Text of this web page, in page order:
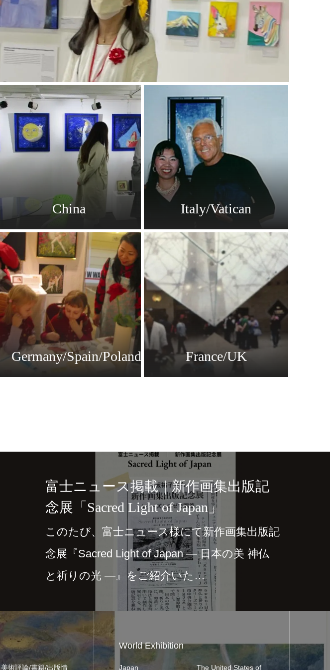
China Italy/Vatican
Germany/Spain/Poland France/UK
富士ニュース掲載｜新作画集出版記
念展「Sacred Light of Japan」
このたび、富士ニュース様にて新作画集出版記
念展『Sacred Light of Japan ― 日本の美 神仏
と祈りの光 ―』をご紹介いた…
美術評論/書籍/出版情
World Exhibition
Japan The United States of